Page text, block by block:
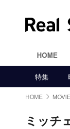
HOME
特集
HOME MOVIE
ミッチ